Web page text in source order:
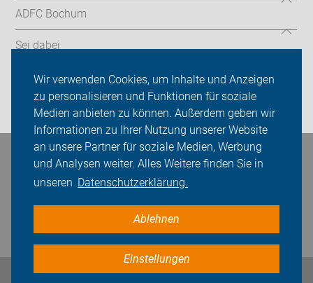
Wir verwenden Cookies, um Inhalte und Anzeigen
zu personalisieren und Funktionen für soziale
Medien anbieten zu können. Außerdem geben wir
Informationen zu Ihrer Nutzung unserer Website
an unsere Partner für soziale Medien, Werbung
und Analysen weiter. Alles Weitere finden Sie in
unseren Datenschutzerklärung.
Ablehnen
Einstellungen
ADFC Bochum
Sei dabei
Presse
Login
Bleiben Sie in Kontakt